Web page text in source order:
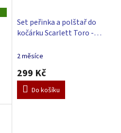
Set peřinka a polštař do
kočárku Scarlett Toro -
2 měsíce
299 Kč
Do košíku